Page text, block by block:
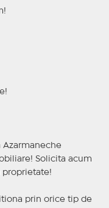
Azarmaneche
Solicita acum
proprietate!
prin orice tip de